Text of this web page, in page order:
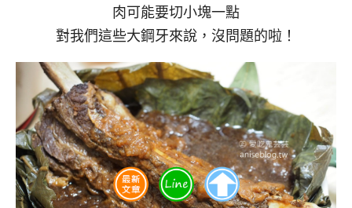
肉可能要切小塊一點
對我們這些大鋼牙來說，沒問題的啦！